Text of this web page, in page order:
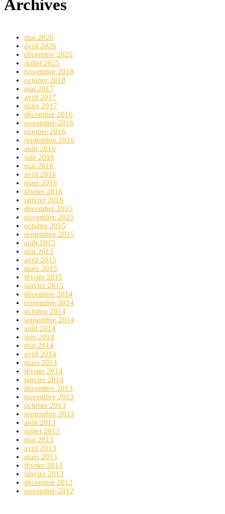
Archives
mai 2026
avril 2026
décembre 2025
juillet 2025
novembre 2018
octobre 2018
mai 2017
avril 2017
mars 2017
décembre 2016
novembre 2016
octobre 2016
septembre 2016
août 2016
juin 2016
mai 2016
avril 2016
mars 2016
février 2016
janvier 2016
décembre 2015
novembre 2015
octobre 2015
septembre 2015
août 2015
mai 2015
avril 2015
mars 2015
février 2015
janvier 2015
décembre 2014
novembre 2014
octobre 2014
septembre 2014
août 2014
juin 2014
mai 2014
avril 2014
mars 2014
février 2014
janvier 2014
décembre 2013
novembre 2013
octobre 2013
septembre 2013
août 2013
juillet 2013
mai 2013
avril 2013
mars 2013
février 2013
janvier 2013
décembre 2012
novembre 2012